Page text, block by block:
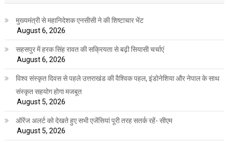
मुख्यमंत्री से महानिदेशक एनसीसी ने की शिष्टाचार भेंट
August 6, 2026
सहसपुर में हरक सिंह रावत की सक्रियता से बढ़ी सियासी चर्चाएं
August 6, 2026
विश्व संस्कृत दिवस से पहले उत्तराखंड की वैश्विक पहल, इंडोनेशिया और नेपाल के साथ
संस्कृत सहयोग होगा मजबूत
August 5, 2026
ऑरेंज अलर्ट को देखते हुए सभी एजेंसियां पूरी तरह सतर्क रहें- सीएम
August 5, 2026